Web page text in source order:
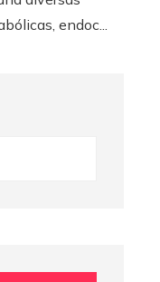
endoc...